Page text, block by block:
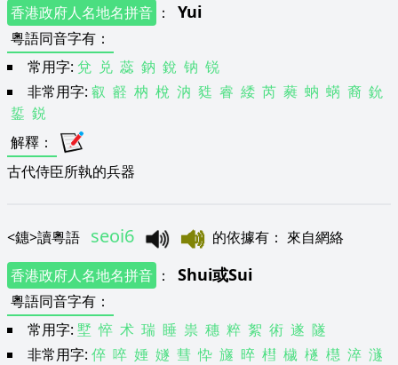
香港政府人名地名拼音 ： Yui
粵語同音字有 ：
常用字: 兌 兑 蕊 鈉 銳 钠 锐
非常用字: 叡 壡 枘 梲 汭 甤 睿 緌 芮 蕤 蚋 蜹 裔 鈗
銴 鋭
解釋 ：
古代侍臣所執的兵器
<鏸>讀粵語 seoi6 的依據有 ： 來自網絡
香港政府人名地名拼音 ： Shui或Sui
粵語同音字有 ：
常用字: 墅 悴 术 瑞 睡 祟 穗 粹 絮 術 遂 隧
非常用字: 倅 啐 娷 嬘 彗 忰 旞 晬 槥 檅 檖 櫘 淬 澻